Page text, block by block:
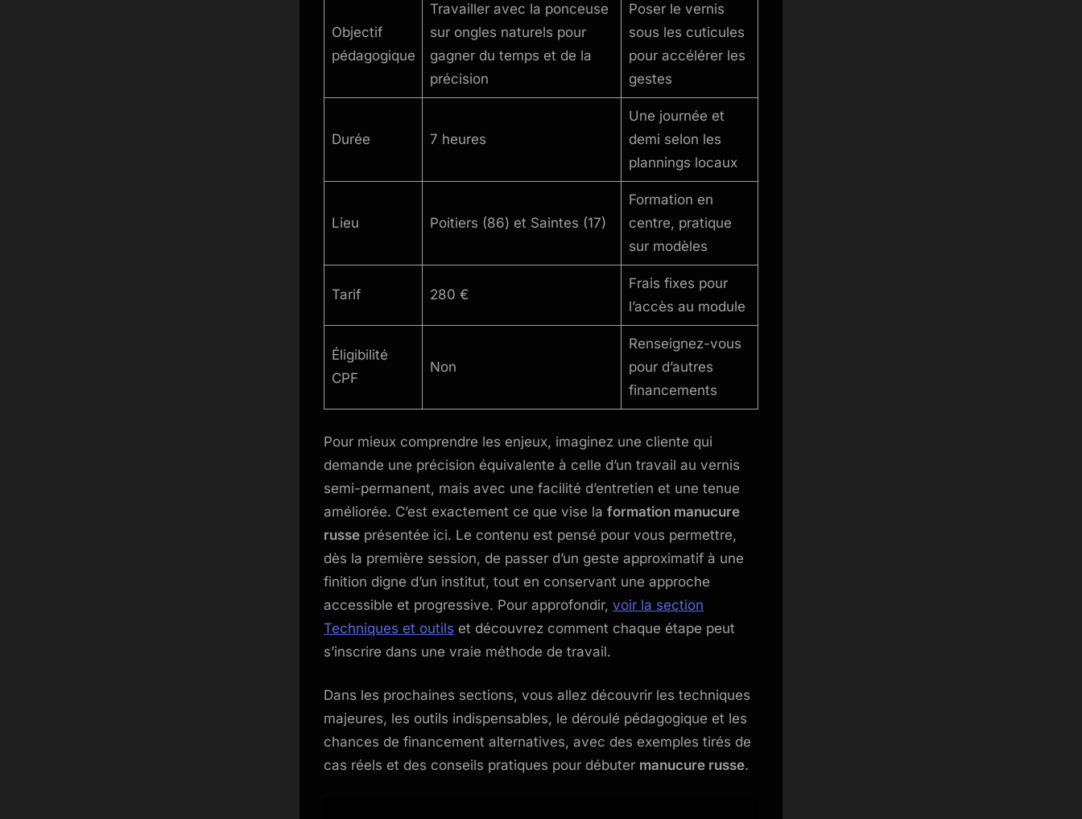
Objectif
pédagogique
Travailler avec la ponceuse
sur ongles naturels pour
gagner du temps et de la
précision
Poser le vernis
sous les cuticules
pour accélérer les
gestes
Durée 7 heures
Une journée et
demi selon les
plannings locaux
Lieu Poitiers (86) et Saintes (17)
Formation en
centre, pratique
sur modèles
Tarif 280 €
Frais fixes pour
l’accès au module
Éligibilité
CPF
Non
Renseignez-vous
pour d’autres
financements
Pour mieux comprendre les enjeux, imaginez une cliente qui
demande une précision équivalente à celle d’un travail au vernis
semi-permanent, mais avec une facilité d’entretien et une tenue
améliorée. C’est exactement ce que vise la formation manucure
russe présentée ici. Le contenu est pensé pour vous permettre,
dès la première session, de passer d’un geste approximatif à une
finition digne d’un institut, tout en conservant une approche
accessible et progressive. Pour approfondir, voir la section
Techniques et outils et découvrez comment chaque étape peut
s’inscrire dans une vraie méthode de travail.
Dans les prochaines sections, vous allez découvrir les techniques
majeures, les outils indispensables, le déroulé pédagogique et les
chances de financement alternatives, avec des exemples tirés de
cas réels et des conseils pratiques pour débuter manucure russe.